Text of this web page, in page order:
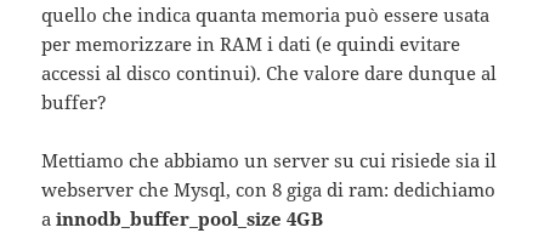
quello che indica quanta memoria può essere usata
per memorizzare in RAM i dati (e quindi evitare
accessi al disco continui). Che valore dare dunque al
buffer?
Mettiamo che abbiamo un server su cui risiede sia il
webserver che Mysql, con 8 giga di ram: dedichiamo
ainnodb_buffer_pool_size 4GB